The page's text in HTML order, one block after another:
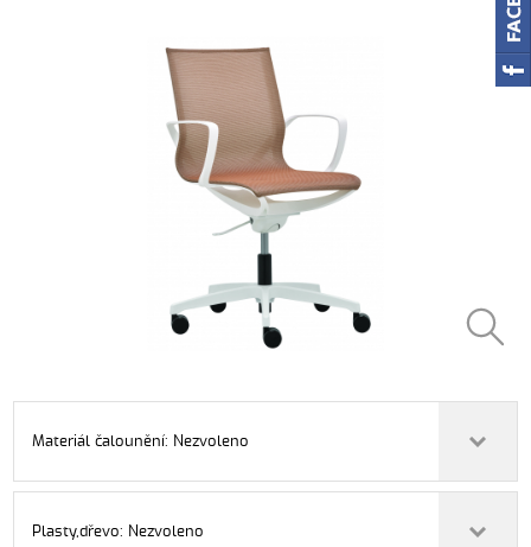
Materiál čalounění: Nezvoleno
Plasty,dřevo: Nezvoleno